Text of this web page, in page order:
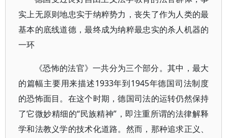
实上无原则地忠实于纳粹势力，丧失了作为人类的最
基本的底线道德，最终成为纳粹最忠实的杀人机器的
一环
《恐怖的法官》一共分为三个部分。其中，最大
的篇幅主要用来描述1933年到1945年德国司法制度
的恐怖面目。在这个时期，德国司法的运转仍然保持
了它微妙精细的“民族精神”，即注重所谓的法律解释
学和法教义学的技术化道路。然而，那种追求正义、